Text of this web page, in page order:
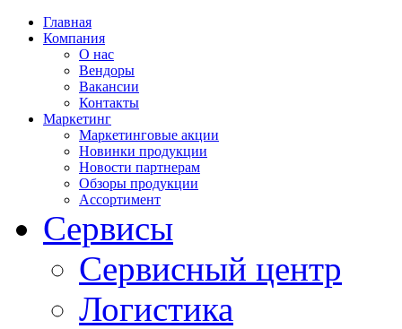
Главная
Компания
О нас
Вендоры
Вакансии
Контакты
Маркетинг
Маркетинговые акции
Новинки продукции
Новости партнерам
Обзоры продукции
Ассортимент
Сервисы
Сервисный центр
Логистика